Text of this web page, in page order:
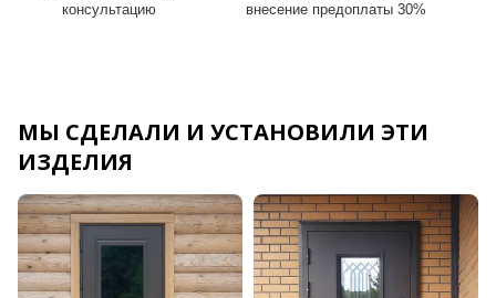
консультацию
внесение предоплаты 30%
МЫ СДЕЛАЛИ И УСТАНОВИЛИ ЭТИ
ИЗДЕЛИЯ